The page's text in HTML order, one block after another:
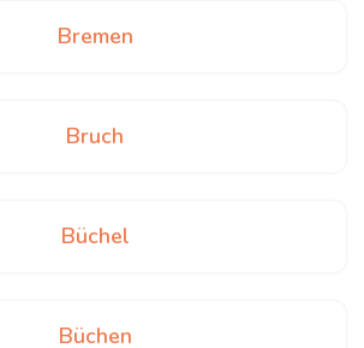
Bremen
Bruch
Büchel
Büchen